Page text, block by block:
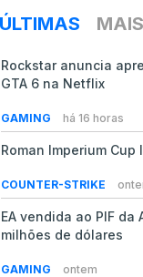
ÚLTIMAS
Rockstar anuncia
GTA 6 na Netflix
GAMING há 16 horas
Roman Imperium Cup
COUNTER-STRIKE
EA vendida ao PIF da
milhões de dólares
GAMING ontem